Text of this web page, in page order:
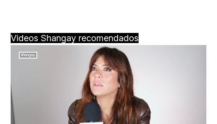
Videos Shangay recomendados